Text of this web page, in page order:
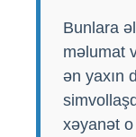
Bunlara
məlumat
ən yaxın
xəyanət